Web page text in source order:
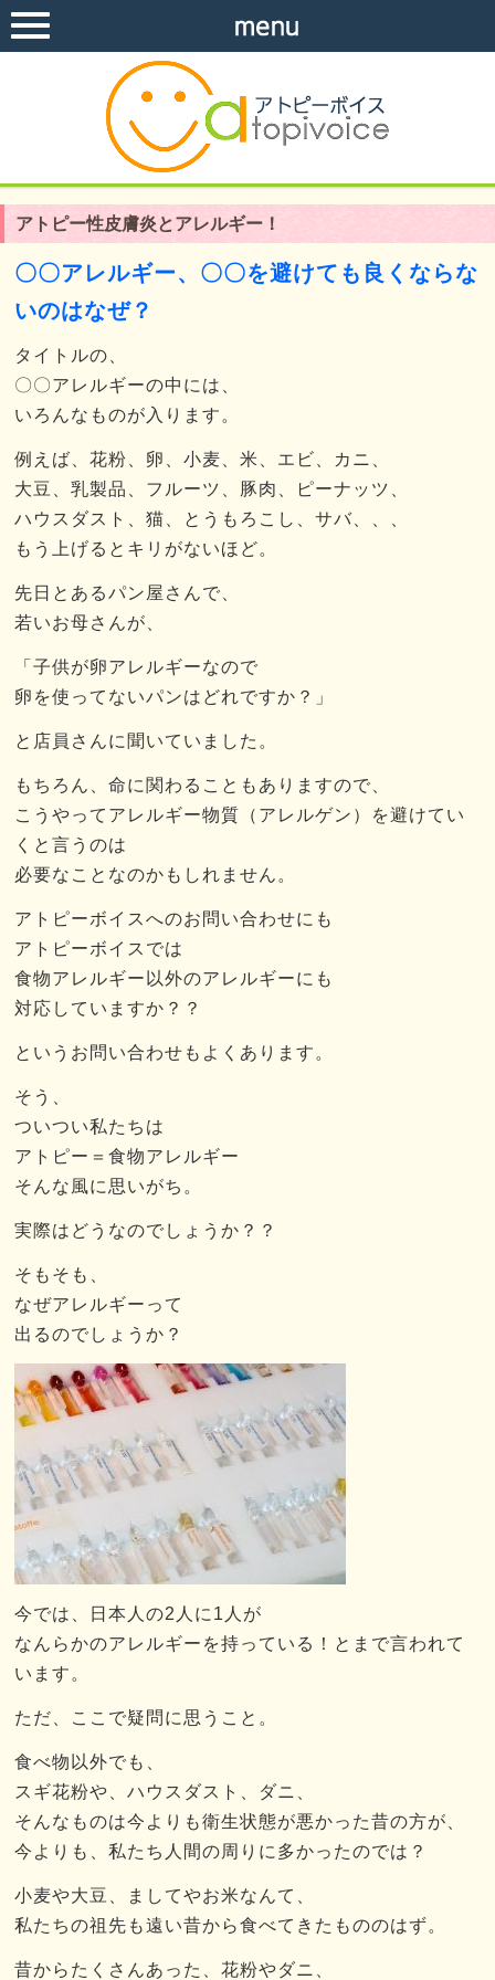
アトピー性皮膚炎とアレルギー！
〇〇アレルギー、〇〇を避けても良くならな
いのはなぜ？
タイトルの、
〇〇アレルギーの中には、
いろんなものが入ります。
例えば、花粉、卵、小麦、米、エビ、カニ、
大豆、乳製品、フルーツ、豚肉、ピーナッツ、
ハウスダスト、猫、とうもろこし、サバ、、、
もう上げるとキリがないほど。
先日とあるパン屋さんで、
若いお母さんが、
「子供が卵アレルギーなので
卵を使ってないパンはどれですか？」
と店員さんに聞いていました。
もちろん、命に関わることもありますので、
こうやってアレルギー物質（アレルゲン）を避けてい
くと言うのは
必要なことなのかもしれません。
アトピーボイスへのお問い合わせにも
アトピーボイスでは
食物アレルギー以外のアレルギーにも
対応していますか？？
というお問い合わせもよくあります。
そう、
ついつい私たちは
アトピー＝食物アレルギー
そんな風に思いがち。
実際はどうなのでしょうか？？
そもそも、
なぜアレルギーって
出るのでしょうか？
今では、日本人の2人に1人が
なんらかのアレルギーを持っている！とまで言われて
います。
ただ、ここで疑問に思うこと。
食べ物以外でも、
スギ花粉や、ハウスダスト、ダニ、
そんなものは今よりも衛生状態が悪かった昔の方が、
今よりも、私たち人間の周りに多かったのでは？
小麦や大豆、ましてやお米なんて、
私たちの祖先も遠い昔から食べてきたもののはず。
昔からたくさんあった、花粉やダニ、